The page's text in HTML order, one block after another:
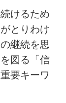
けるため
とりわけ
継続を思
図る「信
要キーワ